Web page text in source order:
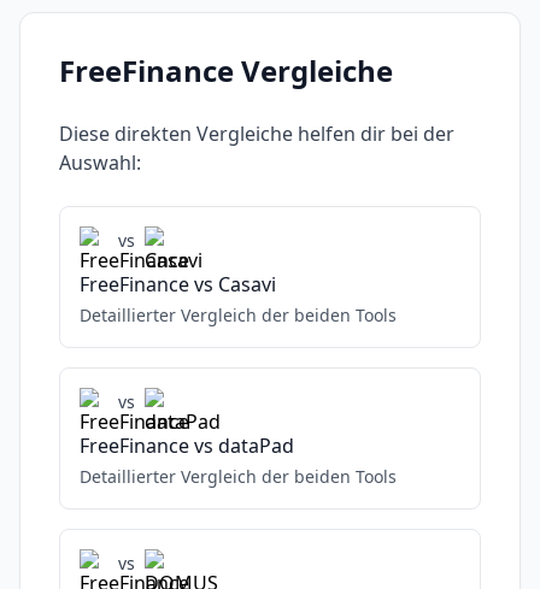
FreeFinanceVergleiche
Diese direkten Vergleiche helfen dir bei der
Auswahl:
vs
FreeFinancevs Casavi
Detaillierter Vergleich der beiden Tools
vs
FreeFinancevs dataPad
Detaillierter Vergleich der beiden Tools
vs